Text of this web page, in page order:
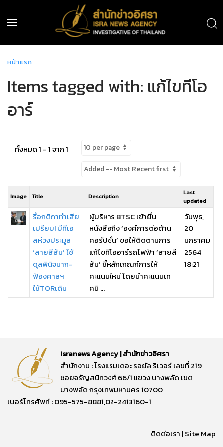
หน้าแรก
Items tagged with: แก้ไขทีโอ
อาร์
ทั้งหมด 1 - 1 จาก 1
Image Title Description
Last
updated
รื้อกติกาทำเสีย
เปรียบ! บีทีเอ
สห่วงประมูล
‘สายสีส้ม’ ใช้
ดุลพินิจมาก-
ฟ้องศาลฯ
ใช้TORเดิม
ผู้บริหาร BTSC เข้ายื่น
หนังสือถึง ‘องค์การต่อต้าน
คอรัปชั่น’ ขอให้ติดตามการ
แก้ไขทีโออาร์รถไฟฟ้า ‘สายสี
ส้ม’ ชี้หลักเกณฑ์การให้
คะแนนใหม่ โดยนำคะแนนเท
คนิ ...
วันพุธ,
20
มกราคม
2564
18:21
Isranews Agency | สำนักข่าวอิศรา
สำนักงาน : โรงแรมเดอะ รอยัล ริเวอร์ เลขที่ 219
ซอยจรัญสนิทวงศ์ 66/1 แขวง บางพลัด เขต
บางพลัด กรุงเทพมหานคร 10700
เบอร์โทรศัพท์ : 095-575-8881,02-2413160-1
ติดต่อเรา |Site Map